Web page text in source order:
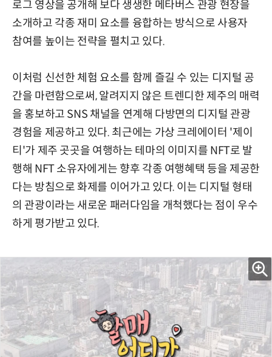
로그 영상을 공개해 보다 생생한 메타버스 관광 현장을
소개하고 각종 재미 요소를 융합하는 방식으로 사용자
참여를 높이는 전략을 펼치고 있다.
이처럼 신선한 체험 요소를 함께 즐길 수 있는 디지털 공
간을 마련함으로써, 알려지지 않은 트렌디한 제주의 매력
을 홍보하고 SNS 채널을 연계해 다방면의 디지털 관광
경험을 제공하고 있다. 최근에는 가상 크레에이터 '제이
티'가 제주 곳곳을 여행하는 테마의 이미지를 NFT로 발
행해 NFT 소유자에게는 향후 각종 여행혜택 등을 제공한
다는 방침으로 화제를 이어가고 있다. 이는 디지털 형태
의 관광이라는 새로운 패러다임을 개척했다는 점이 우수
하게 평가받고 있다.